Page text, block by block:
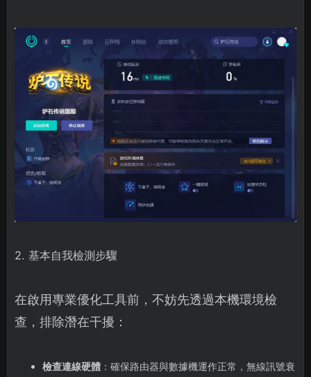
2. 基本自我檢測步驟
在啟用專業優化工具前，不妨先透過本機環境檢
查，排除潛在干擾：
檢查連線硬體：確保路由器與數據機運作正常，無線訊號衰